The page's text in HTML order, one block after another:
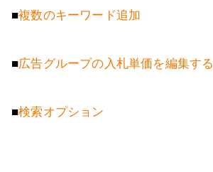
■複数のキーワード追加
■広告グループの入札単価を編集する
■検索オプション